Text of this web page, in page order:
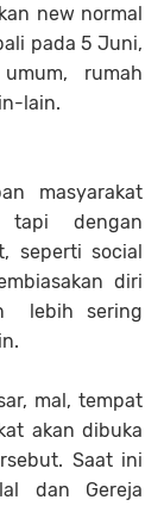
new normal
pada 5 Juni,
rumah
lain.
masyarakat
tapi dengan
seperti social
diri
lebih sering
mal, tempat
akan dibuka
Saat ini
dan Gereja